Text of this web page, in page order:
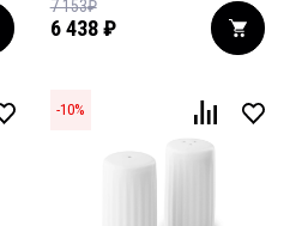
6 438 ₽
7 153₽
-10%